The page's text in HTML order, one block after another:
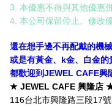
3. 本優惠不得與其他優惠
4. 本公司保留停止、修改
還在想手邊不再配戴的機
或是有黃金、k金、白金的
都歡迎到JEWEL CAFE興
★ JEWEL CAFE 興隆店
116台北市興隆路三段17